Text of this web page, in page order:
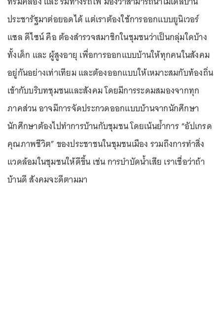
ประชารัฐมาต่อยอดได้ แต่เราต้องใช้การออกแบบยูนิเวอร์
แซล ดีไซน์ คือ ต้องสำรวจสมาชิกในชุมชนว่าเป็นกลุ่มใดบ้าง
ทั้งเด็ก และ ผู้สูงอายุ เพื่อการออกแบบบ้านให้ทุกคนในสังคม
อยู่กันอย่างเท่าเทียม และต้องออกแบบให้เหมาะสมกับท้องถิ่น
เข้ากับบริบทชุมชนและสังคม โดยมีการระดมสมองจากทุก
ภาคส่วน อาจมีการจัดประกวดออกแบบบ้านจากนักศึกษา
นักศึกษาต้องไปทำการบ้านกับชุมชน โดยเน้นย้ำการ “อัปเกรด
คุณภาพชีวิต” ของประชาชนในชุมชนเมือง รวมถึงการทำสิ่ง
แวดล้อมในชุมชนให้ดีขึ้น เช่น การบำบัดน้ำเสีย เราเชื่อว่าถ้า
บ้านดี สังคมจะดีตามมา